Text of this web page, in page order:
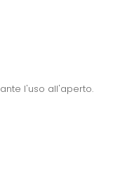
l'uso all'aperto.